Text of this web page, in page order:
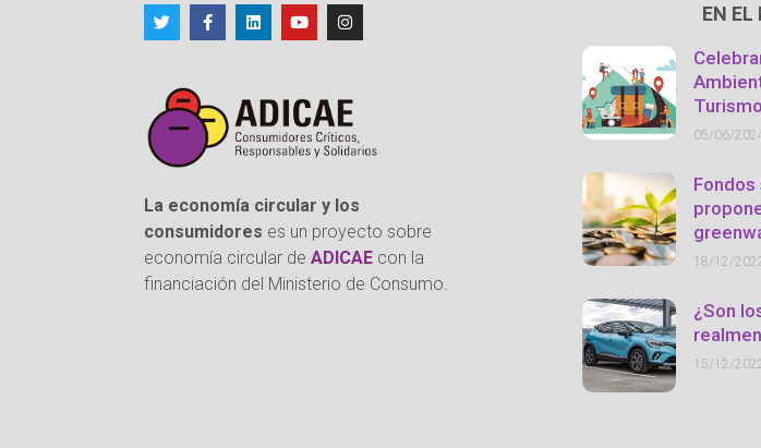
La economía circular y los
consumidores es un proyecto sobre
economía circular de ADICAE con la
financiación del Ministerio de Consumo.
EN EL
05/06/
18/12/
¿Son
15/12/